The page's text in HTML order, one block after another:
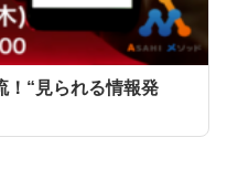
！“見られる情報発